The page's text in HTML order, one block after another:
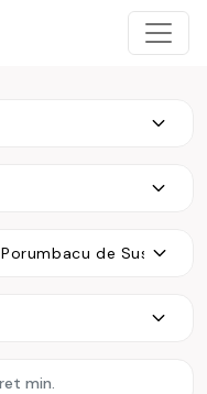
Porumbacu de Sus